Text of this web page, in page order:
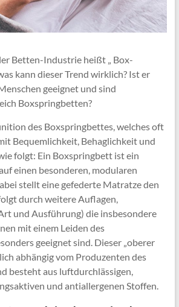
Betten-Industrie heißt „ Box-
kann dieser Trend wirklich? Ist er
geeignet und sind
Boxspringbetten?
des Boxspringbettes, welches oft
Bequemlichkeit, Behaglichkeit und
folgt: Ein Boxspringbett ist ein
einen besonderen, modularen
stellt eine gefederte Matratze den
durch weitere Auflagen,
und Ausführung) die insbesondere
mit einem Leiden des
geeignet sind. Dieser „oberer
abhängig vom Produzenten des
besteht aus luftdurchlässigen,
und antiallergenen Stoffen.